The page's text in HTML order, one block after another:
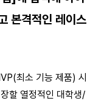
본격적인 레이스
최소 기능 제품) 시
할 열정적인 대학생/